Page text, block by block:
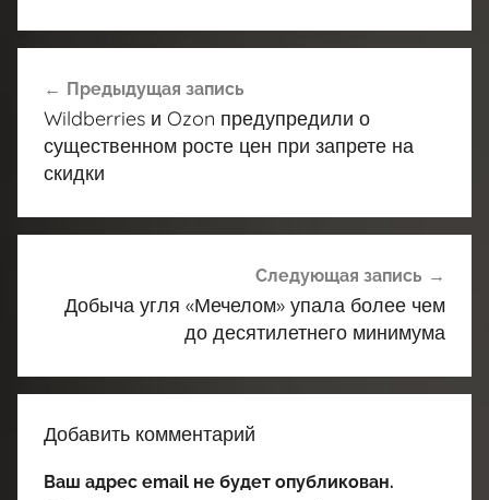
по
записям
Предыдущая запись
Wildberries и Ozon предупредили о
существенном росте цен при запрете на
скидки
Следующая запись
Добыча угля «Мечелом» упала более чем
до десятилетнего минимума
Добавить комментарий
Ваш адрес email не будет опубликован.